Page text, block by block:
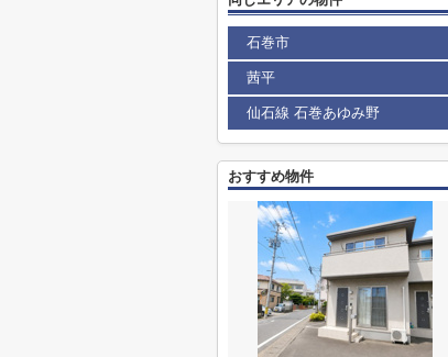
石巻市
茜平
仙石線 石巻あゆみ野
おすすめ物件